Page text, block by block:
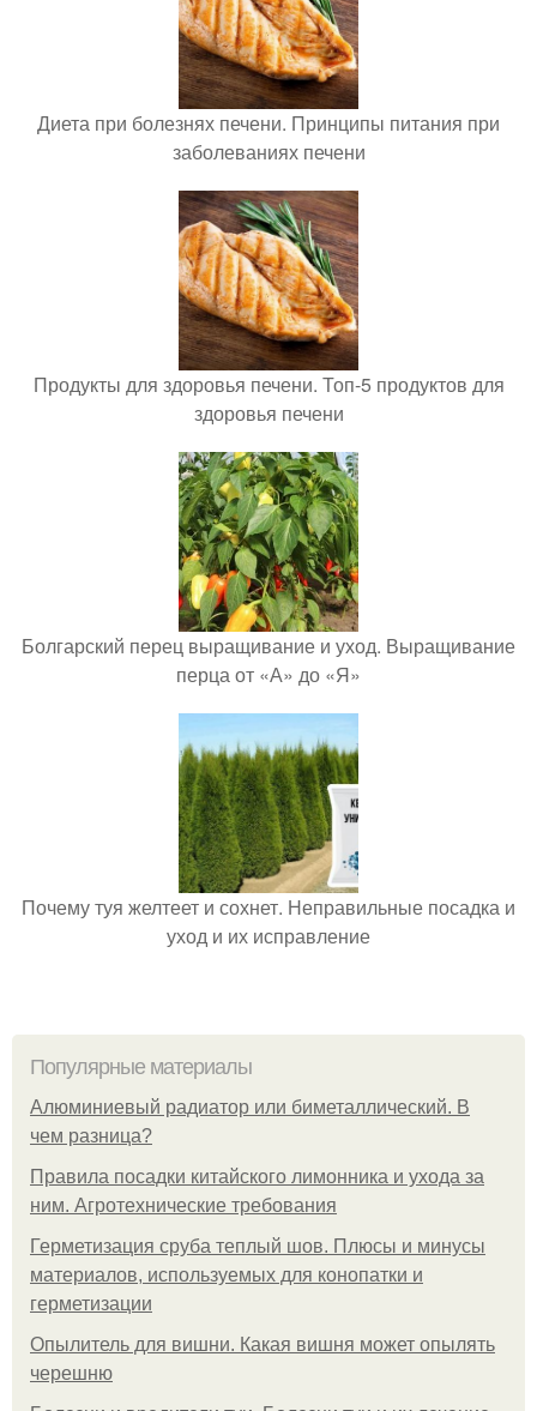
Диета при болезнях печени. Принципы питания при
заболеваниях печени
Продукты для здоровья печени. Топ-5 продуктов для
здоровья печени
Болгарский перец выращивание и уход. Выращивание
перца от «А» до «Я»
Почему туя желтеет и сохнет. Неправильные посадка и
уход и их исправление
Популярные материалы
Алюминиевый радиатор или биметаллический. В
чем разница?
Правила посадки китайского лимонника и ухода за
ним. Агротехнические требования
Герметизация сруба теплый шов. Плюсы и минусы
материалов, используемых для конопатки и
герметизации
Опылитель для вишни. Какая вишня может опылять
черешню